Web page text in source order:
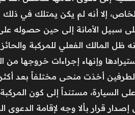
إلا أنه لم يكن يمتلك في
سبيل الأمانة إلى حين حصوله
ظل المالك الفعلي للمركبة
وإنهاء إجراءات خروجها
الطرفين أخذت منحى مختلفاً بعد
على السيارة، مستنداً إلى كون
قرار بألا وجه لإقامة الدعوى